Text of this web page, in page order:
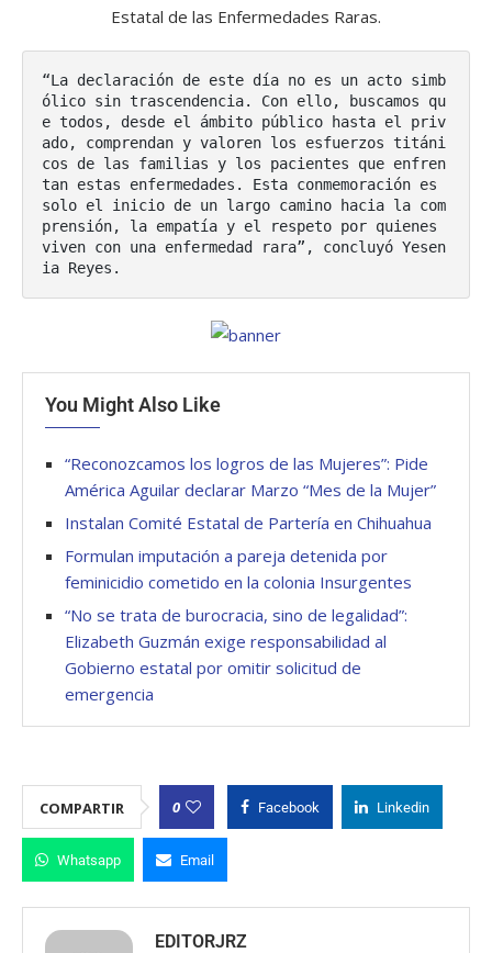
Estatal de las Enfermedades Raras.
“La declaración de este día no es un acto simb
ólico sin trascendencia. Con ello, buscamos qu
e todos, desde el ámbito público hasta el priv
ado, comprendan y valoren los esfuerzos titáni
cos de las familias y los pacientes que enfren
tan estas enfermedades. Esta conmemoración es
solo el inicio de un largo camino hacia la com
prensión, la empatía y el respeto por quienes
viven con una enfermedad rara”, concluyó Yesen
ia Reyes.
You Might Also Like
“Reconozcamos los logros de las Mujeres”: Pide
América Aguilar declarar Marzo “Mes de la Mujer”
Instalan Comité Estatal de Partería en Chihuahua
Formulan imputación a pareja detenida por
feminicidio cometido en la colonia Insurgentes
“No se trata de burocracia, sino de legalidad”:
Elizabeth Guzmán exige responsabilidad al
Gobierno estatal por omitir solicitud de
emergencia
COMPARTIR 0 Facebook Linkedin
Whatsapp Email
EDITORJRZ